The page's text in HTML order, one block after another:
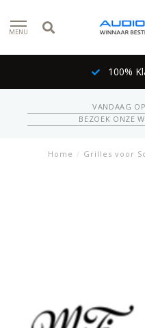
MENU
100%
VANDAAG
BEZOEK ONZE
Home / Grilles voor